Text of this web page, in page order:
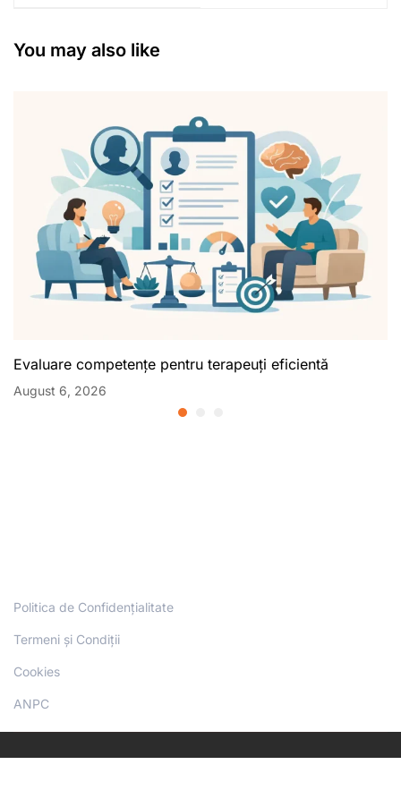
You may also like
Evaluare competențe pentru terapeuți eficientă
August 6, 2026
Politica de Confidențialitate
Termeni și Condiții
Cookies
ANPC